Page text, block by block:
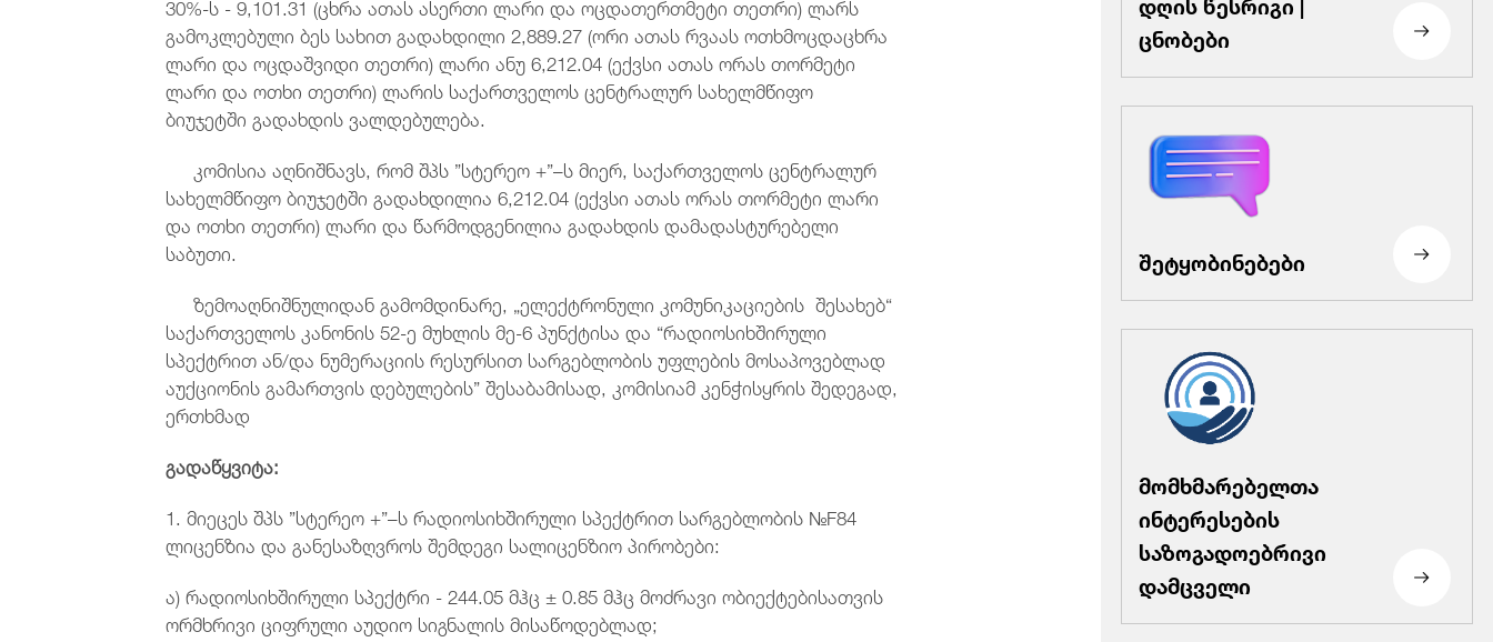
გამოკლებული ბეს სახით გადახდილი 2,889.27 (ორი ათას რვაას ოთხმოცდაცხრა
ლარი და ოცდაშვიდი თეთრი) ლარი ანუ 6,212.04 (ექვსი ათას ორას თორმეტი
ლარი და ოთხი თეთრი) ლარის საქართველოს ცენტრალურ სახელმწიფო
ბიუჯეტში გადახდის ვალდებულება.
კომისია აღნიშნავს, რომ შპს ”სტერეო +”–ს მიერ, საქართველოს ცენტრალურ
სახელმწიფო ბიუჯეტში გადახდილია 6,212.04 (ექვსი ათას ორას თორმეტი ლარი
და ოთხი თეთრი) ლარი და წარმოდგენილია გადახდის დამადასტურებელი
საბუთი.
ზემოაღნიშნულიდან გამომდინარე, „ელექტრონული კომუნიკაციების შესახებ“
საქართველოს კანონის 52-ე მუხლის მე-6 პუნქტისა და “რადიოსიხშირული
სპექტრით ან/და ნუმერაციის რესურსით სარგებლობის უფლების მოსაპოვებლად
აუქციონის გამართვის დებულების” შესაბამისად, კომისიამ კენჭისყრის შედეგად,
ერთხმად
გადაწყვიტა:
1. მიეცეს შპს ”სტერეო +”–ს რადიოსიხშირული სპექტრით სარგებლობის №F84
ლიცენზია და განესაზღვროს შემდეგი სალიცენზიო პირობები:
ა) რადიოსიხშირული სპექტრი - 244.05 მჰც ± 0.85 მჰც მოძრავი ობიექტებისათვის
ორმხრივი ციფრული აუდიო სიგნალის მისაწოდებლად;
ცნობები
შეტყობინებები
მომხმარებელთა
ინტერესების
საზოგადოებრივი
დამცველი